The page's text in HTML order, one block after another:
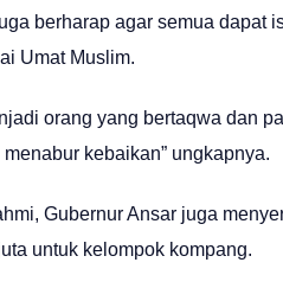
berharap agar semua dapat
Umat Muslim.
orang yang bertaqwa dan
kebaikan” ungkapnya.
Gubernur Ansar juga
untuk kelompok kompang.